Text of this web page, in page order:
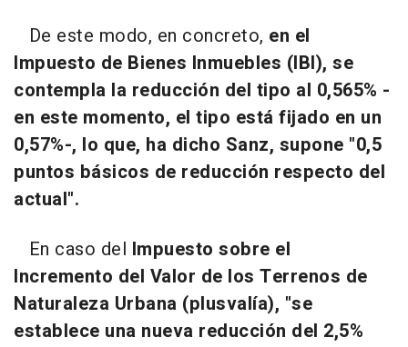
De este modo, en concreto, en el
Impuesto de Bienes Inmuebles (IBI), se
contempla la reducción del tipo al 0,565% -
en este momento, el tipo está fijado en un
0,57%-, lo que, ha dicho Sanz, supone "0,5
puntos básicos de reducción respecto del
actual".
En caso del Impuesto sobre el
Incremento del Valor de los Terrenos de
Naturaleza Urbana (plusvalía), "se
establece una nueva reducción del 2,5%